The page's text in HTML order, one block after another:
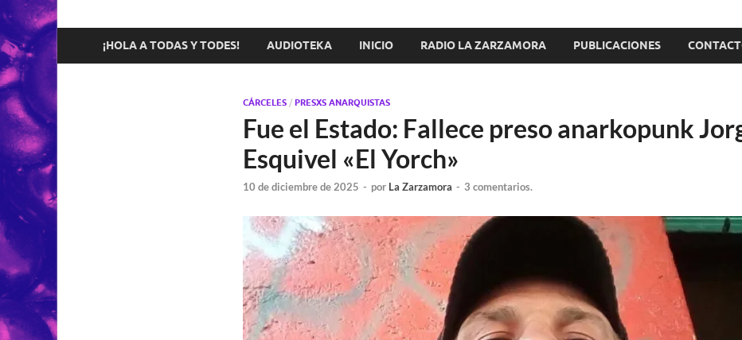
¡HOLA A TODAS Y TODES! AUDIOTEKA INICIO RADIO LA ZARZAMORA PUBLICACIONES
CÁRCELES/ PRESXS ANARQUISTAS
Fue el Estado: Fallece preso anarkopunk
Esquivel «El Yorch»
10 de diciembre de 2025 - por La Zarzamora - 3 comentarios.